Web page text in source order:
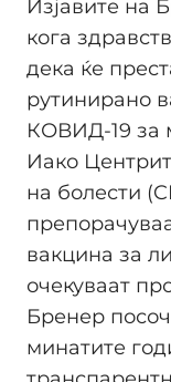
Изјавите на
кога
дека ќе
рутинирано
КОВИД-19 за
Иако
на болести
вакцина за
очекуваат
Бренер
минатите